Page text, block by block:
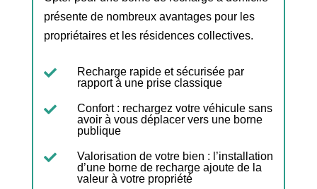
présente de nombreux avantages pour les
propriétaires et les résidences collectives.

Recharge rapide et sécurisée par
rapport à une prise classique

Confort : rechargez votre véhicule sans
avoir à vous déplacer vers une borne
publique

Valorisation de votre bien : l’installation
d’une borne de recharge ajoute de la
valeur à votre propriété